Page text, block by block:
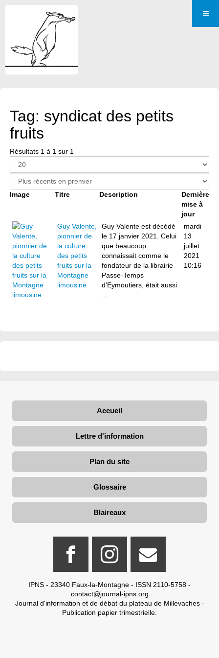
Tag: syndicat des petits
fruits
Résultats 1 à 1 sur 1
Image Titre Description
Dernière
mise à
jour
Guy Valente,
pionnier de
la culture
des petits
fruits sur la
Montagne
limousine
Guy Valente est décédé
le 17 janvier 2021. Celui
que beaucoup
connaissait comme le
fondateur de la librairie
Passe-Temps
d’Eymoutiers, était aussi
mardi
13
juillet
2021
10:16
Accueil
Lettre d'information
Plan du site
Glossaire
Blaireaux
IPNS - 23340 Faux-la-Montagne - ISSN 2110-5758 -
contact@journal-ipns.org
Journal d'information et de débat du plateau de Millevaches -
Publication papier trimestrielle.